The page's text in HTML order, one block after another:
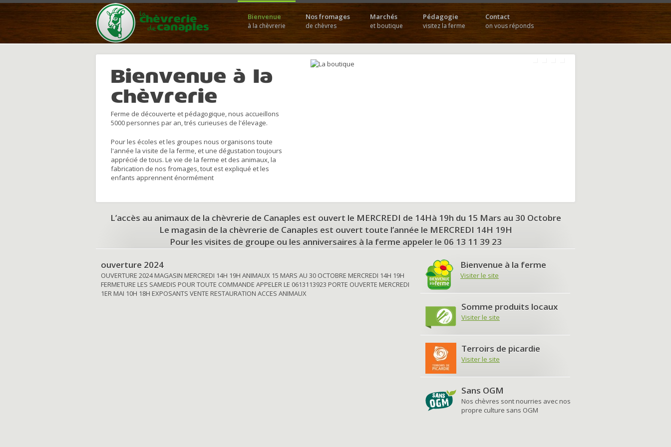
Bienvenue
à la chèvrerie
Nos fromages
de chèvres
Marchés
et boutique
Pédagogie
visitez la ferme
Contact
on vous réponds
Bienvenue à la
chèvrerie
Ferme de découverte et pédagogique, nous accueillons
5000 personnes par an, trés curieuses de l'élevage.
Pour les écoles et les groupes nous organisons toute
l'année la visite de la ferme, et une dégustation toujours
apprécié de tous. Le vie de la ferme et des animaux, la
fabrication de nos fromages, tout est expliqué et les
enfants apprennent énormément
L’accès au animaux de la chèvrerie de Canaples est ouvert le MERCREDI de 14Hà 19h du 15 Mars au 30 Octobre
Le magasin de la chèvrerie de Canaples est ouvert toute l’année le MERCREDI 14H 19H
Pour les visites de groupe ou les anniversaires à la ferme appeler le 06 13 11 39 23
ouverture 2024
OUVERTURE 2024 MAGASIN MERCREDI 14H 19H ANIMAUX 15 MARS AU 30 OCTOBRE MERCREDI 14H 19H
FERMETURE LES SAMEDIS POUR TOUTE COMMANDE APPELER LE 0613113923 PORTE OUVERTE MERCREDI
1ER MAI 10H 18H EXPOSANTS VENTE RESTAURATION ACCES ANIMAUX
Bienvenue à la ferme
Visiter le site
Somme produits locaux
Visiter le site
Terroirs de picardie
Visiter le site
Sans OGM
Nos chèvres sont nourries avec nos
propre culture sans OGM